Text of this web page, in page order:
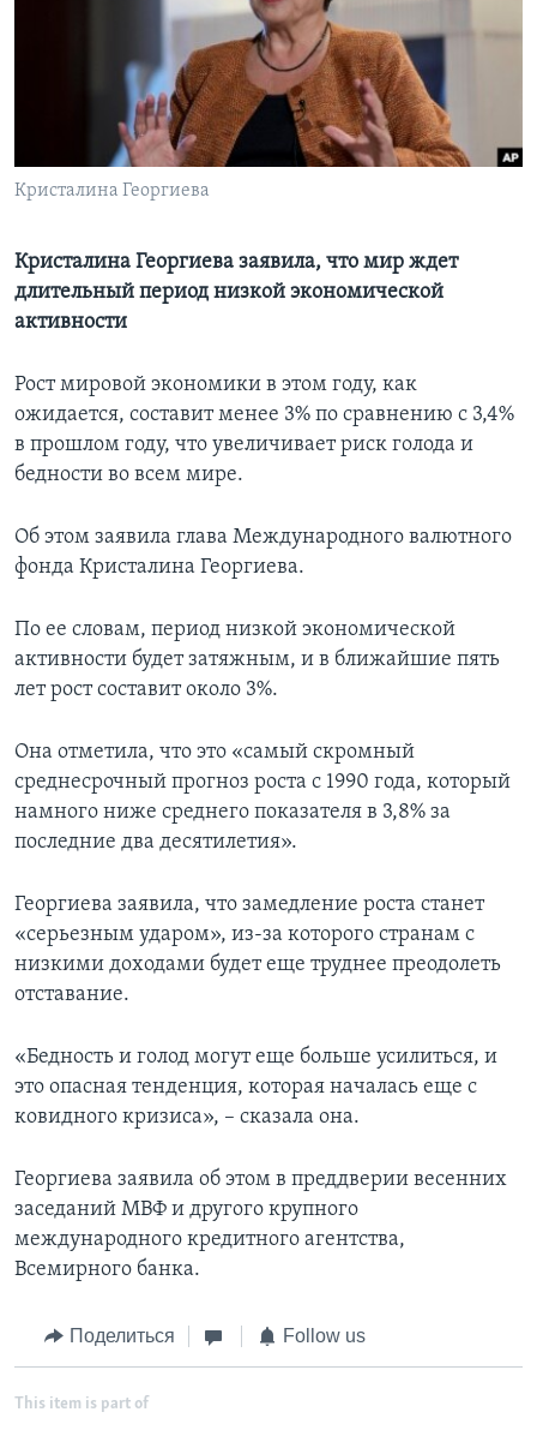
СОЦИАЛЬНЫЕ СЕТИ
Кристалина Георгиева
Кристалина Георгиева заявила, что мир ждет
длительный период низкой экономической
активности
Рост мировой экономики в этом году, как
ожидается, составит менее 3% по сравнению с 3,4%
в прошлом году, что увеличивает риск голода и
бедности во всем мире.
Об этом заявила глава Международного валютного
фонда Кристалина Георгиева.
По ее словам, период низкой экономической
активности будет затяжным, и в ближайшие пять
лет рост составит около 3%.
Она отметила, что это «самый скромный
среднесрочный прогноз роста с 1990 года, который
намного ниже среднего показателя в 3,8% за
последние два десятилетия».
Георгиева заявила, что замедление роста станет
«серьезным ударом», из-за которого странам с
низкими доходами будет еще труднее преодолеть
отставание.
«Бедность и голод могут еще больше усилиться, и
это опасная тенденция, которая началась еще с
ковидного кризиса», – сказала она.
Георгиева заявила об этом в преддверии весенних
заседаний МВФ и другого крупного
международного кредитного агентства,
Всемирного банка.
Поделиться Follow us
This item is part of